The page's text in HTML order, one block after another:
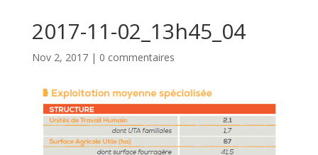
2017-11-02_13h45_04
Nov 2, 2017| 0 commentaires